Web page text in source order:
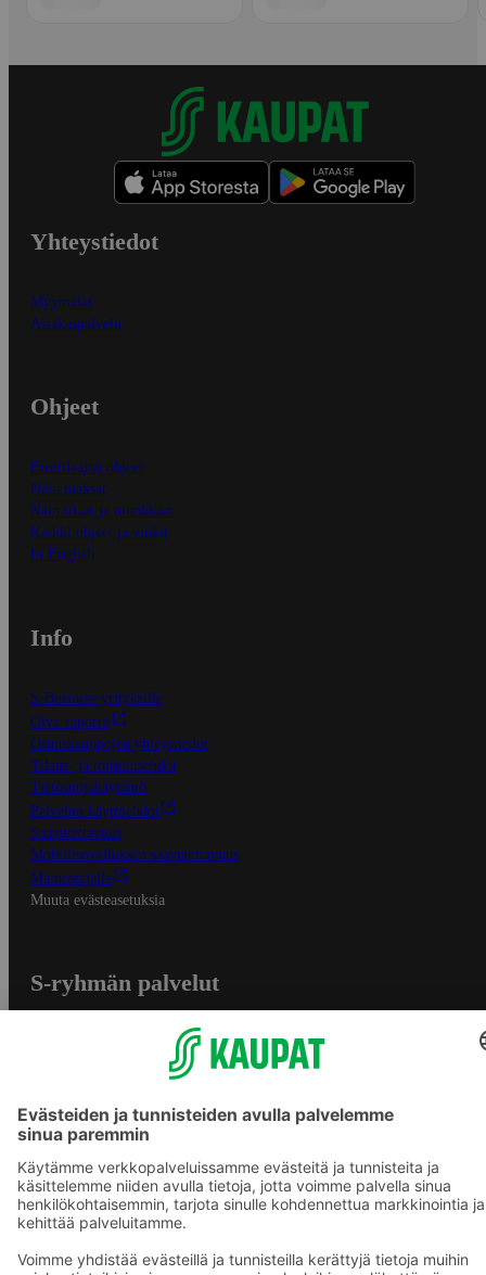
Yhteystiedot
Myymälät
Asiakaspalvelu
Ohjeet
Ensitilaajan ohjeet
Näin maksat
Näin tilaat ja muokkaat
Kaikki ohjeet ja vinkit
In English
Info
S-Business yrityksille
Oiva-raportit
Osuuskauppojen yhteystiedot
Tilaus- ja toimitusehdot
Tietosuojakäytäntö
Palvelun käyttöehdot
Saavutettavuus
Mobiilisovelluksen saavutettavuus
Mainostajalle
Muuta evästeasetuksia
S-ryhmän palvelut
S-ostoslista -sovellus
Prisma.fi
Sokos.fi
S-Pankki
Yhteishyvä
Sokos Hotels
Raflaamo